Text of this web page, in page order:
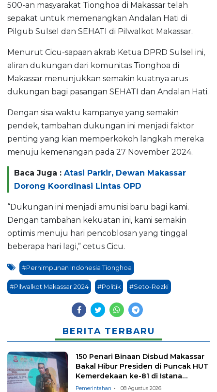
500-an masyarakat Tionghoa di Makassar telah
sepakat untuk memenangkan Andalan Hati di
Pilgub Sulsel dan SEHATI di Pilwalkot Makassar.
Menurut Cicu-sapaan akrab Ketua DPRD Sulsel ini,
aliran dukungan dari komunitas Tionghoa di
Makassar menunjukkan semakin kuatnya arus
dukungan bagi pasangan SEHATI dan Andalan Hati.
Dengan sisa waktu kampanye yang semakin
pendek, tambahan dukungan ini menjadi faktor
penting yang kian memperkokoh langkah mereka
menuju kemenangan pada 27 November 2024.
Baca Juga : Atasi Parkir, Dewan Makassar
Dorong Koordinasi Lintas OPD
“Dukungan ini menjadi amunisi baru bagi kami.
Dengan tambahan kekuatan ini, kami semakin
optimis menuju hari pencoblosan yang tinggal
beberapa hari lagi,” cetus Cicu.
#Perhimpunan Indonesia Tionghoa
#Pilwalkot Makassar 2024 #Politik #Seto-Rezki
BERITA TERBARU
150 Penari Binaan Disbud Makassar
Bakal Hibur Presiden di Puncak HUT
Kemerdekaan ke-81 di Istana
Negara
Pemerintahan 08 Agustus 2026